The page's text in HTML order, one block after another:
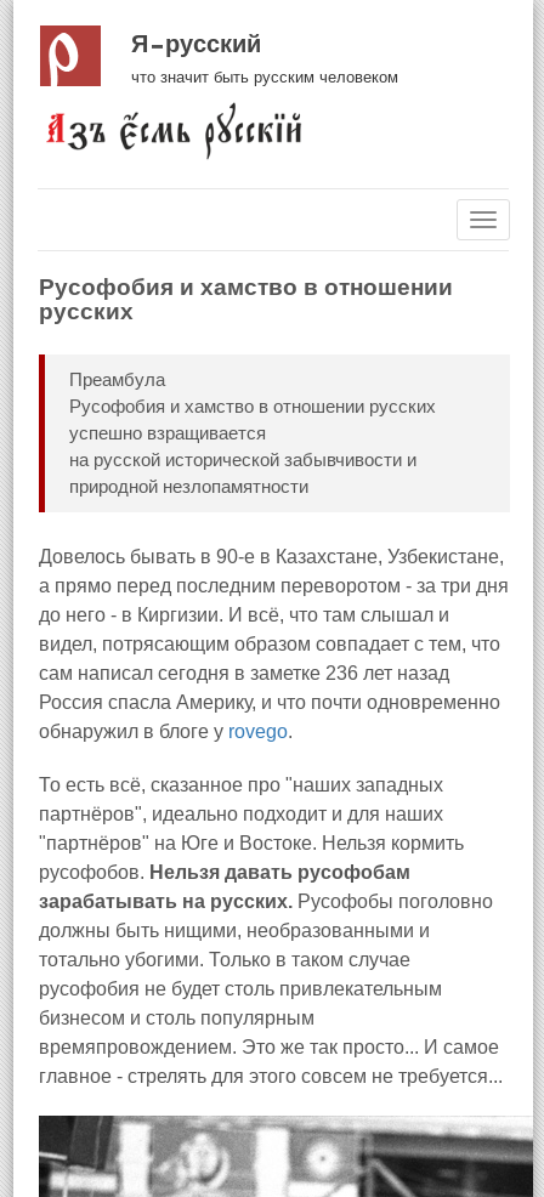
Я русский
что значит быть русским человеком
Русофобия и хамство в отношении
русских
Преамбула
Русофобия и хамство в отношении русских
успешно взращивается
на русской исторической забывчивости и
природной незлопамятности
Довелось бывать в 90-е в Казахстане, Узбекистане,
а прямо перед последним переворотом - за три дня
до него - в Киргизии. И всё, что там слышал и
видел, потрясающим образом совпадает с тем, что
сам написал сегодня в заметке 236 лет назад
Россия спасла Америку, и что почти одновременно
обнаружил в блоге у rovego.
То есть всё, сказанное про "наших западных
партнёров", идеально подходит и для наших
"партнёров" на Юге и Востоке. Нельзя кормить
русофобов. Нельзя давать русофобам
зарабатывать на русских. Русофобы поголовно
должны быть нищими, необразованными и
тотально убогими. Только в таком случае
русофобия не будет столь привлекательным
бизнесом и столь популярным
времяпровождением. Это же так просто... И самое
главное - стрелять для этого совсем не требуется...